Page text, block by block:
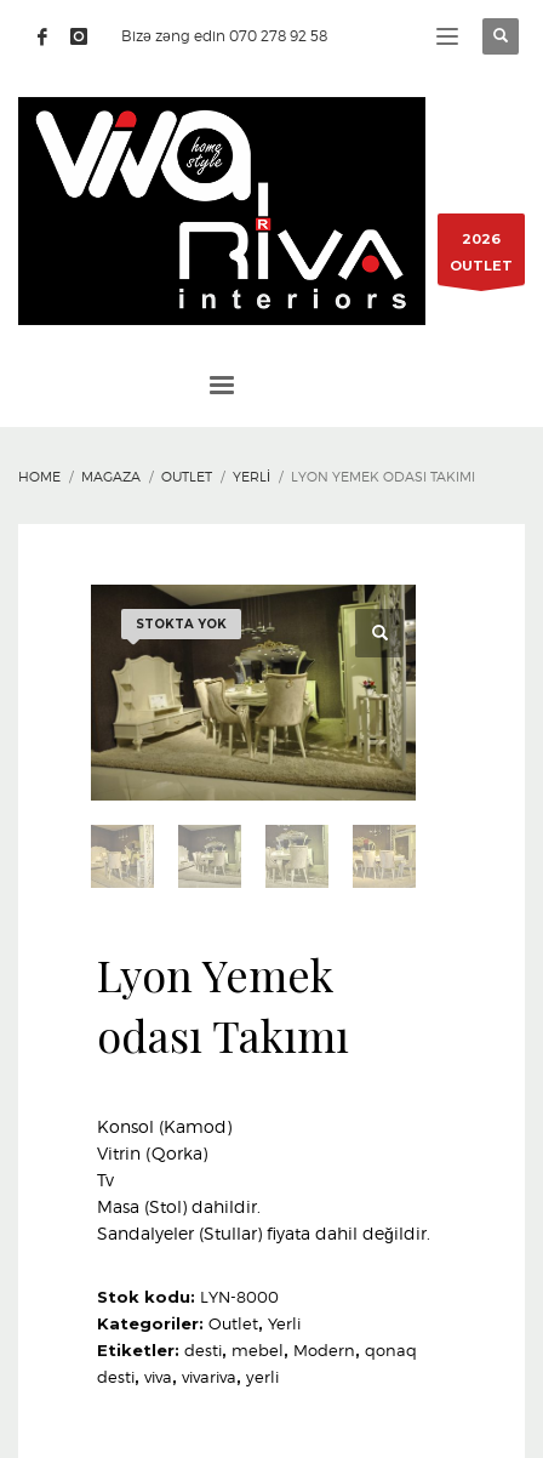
Bizə zəng edin 070 278 92 58
2026
OUTLET
HOME MAGAZA OUTLET YERLI LYON YEMEK ODASI TAKIMI
STOKTA YOK
Lyon Yemek
odası Takımı
Konsol (Kamod)
Vitrin (Qorka)
Tv
Masa (Stol) dahildir.
Sandalyeler (Stullar) fiyata dahil değildir.
Stok kodu: LYN-8000
Kategoriler: Outlet, Yerli
Etiketler: desti, mebel, Modern, qonaq
desti, viva, vivariva, yerli